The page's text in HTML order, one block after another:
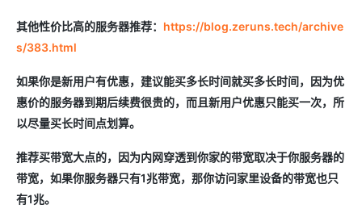
其他性价比高的服务器推荐： https://blog.zeruns.tech/archive
s/383.html
如果你是新用户有优惠，建议能买多长时间就买多长时间，因为优
惠价的服务器到期后续费很贵的，而且新用户优惠只能买一次，所
以尽量买长时间点划算。
推荐买带宽大点的，因为内网穿透到你家的带宽取决于你服务器的
带宽，如果你服务器只有1兆带宽，那你访问家里设备的带宽也只
有1兆。